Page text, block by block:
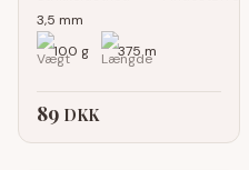
3,5 mm
100 g
375 m
89 DKK